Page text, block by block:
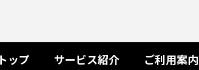
トップ サービス紹介 ご利用案内